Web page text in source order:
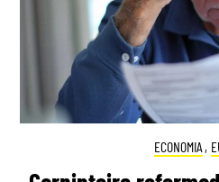
ECONOMIA ,